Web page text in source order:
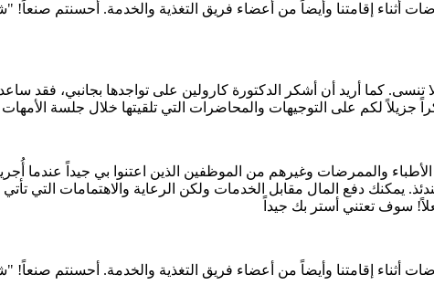
إقامتنا وأيضاً من أعضاء فريق التغذية والخدمة. أحسنتم صنعاً!
كما أريد أن أشكر الدكتورة كارولين على تواجدها بجانبي، فقد
لكم على التوجيهات والمحاضرات التي تلقيتها خلال جلسة الأمهات
والممرضات وغيرهم من الموظفين الذين اعتنوا بي جيداً عندما
يمكنك دفع المال مقابل الخدمات ولكن الرعاية والاهتمامات التي
سوف تعتني أستر بك جيداً
إقامتنا وأيضاً من أعضاء فريق التغذية والخدمة. أحسنتم صنعاً!